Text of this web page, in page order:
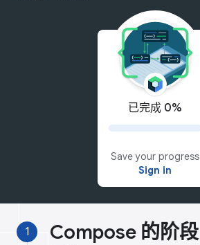
已完成 0%
Save your progress
Sign in
1 Compose 的阶段